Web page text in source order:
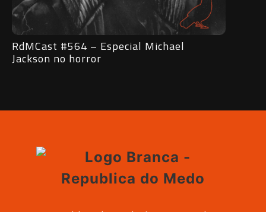
RdMCast #563 – Entrevista com o
Vampiro Lestat